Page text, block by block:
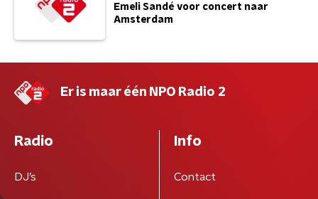
Emeli Sandé voor concert naar
Amsterdam
Er is maar één NPO Radio 2
Radio
DJ’s
Info
Contact